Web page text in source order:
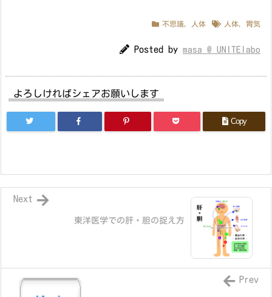
不思議 人体 人体 胃気
Posted by masa @ UNITElabo
よろしければシェアお願いします
Copy
東洋医学での肝・胆の捉え方
Next
Prev